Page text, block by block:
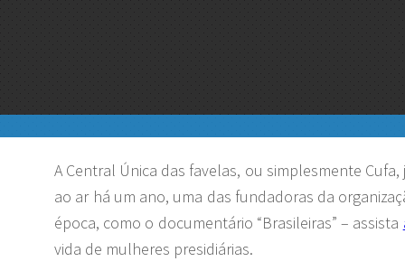
A Central Única das favelas, ou simplesmente
ao ar há um ano, uma das fundadoras da
época, como o documentário “Brasileiras” – assista
vida de mulheres presidiárias.